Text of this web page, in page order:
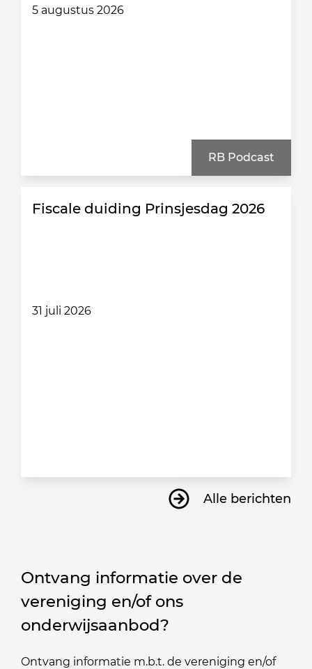
5 augustus 2026
RB Podcast
Fiscale duiding Prinsjesdag 2026
31 juli 2026
Alle berichten
Ontvang informatie over de
vereniging en/of ons
onderwijsaanbod?
Ontvang informatie m.b.t. de vereniging en/of